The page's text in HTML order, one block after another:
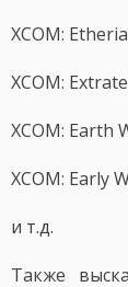
XCOM:
XCOM:
XCOM: Earth
XCOM: Early
и т.д.
Также